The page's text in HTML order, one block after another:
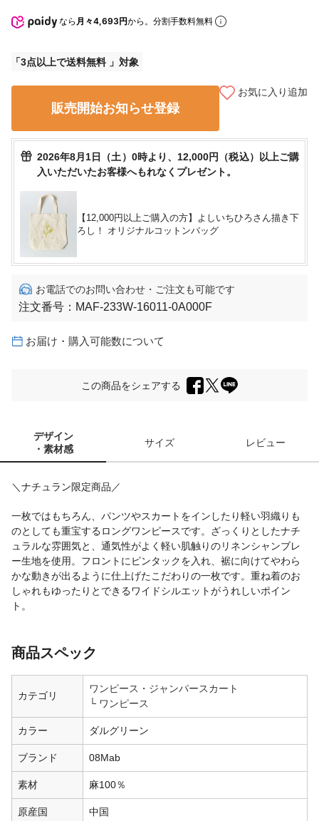
なら 月々4,693円から。分割手数料無料
3点以上で送料無料
販売開始お知らせ登録
お気に入り追加
2026年8月1日（土）0時より、12,000円（税込）以上ご購
入いただいたお客様へもれなくプレゼント。
【12,000円以上ご購入の方】よしいちひろさん描き下
ろし！ オリジナルコットンバッグ
お電話でのお問い合わせ・ご注文も可能です
注文番号： MAF-233W-16011-0A000F
お届け・購入可能数について
この商品をシェアする
デザイン
・素材感
サイズ レビュー
＼ナチュラン限定商品／
一枚ではもちろん、パンツやスカートをインしたり軽い羽織りも
のとしても重宝するロングワンピースです。ざっくりとしたナチ
ュラルな雰囲気と、通気性がよく軽い肌触りのリネンシャンブレ
ー生地を使用。フロントにピンタックを入れ、裾に向けてやわら
かな動きが出るように仕上げたこだわりの一枚です。重ね着のお
しゃれもゆったりとできるワイドシルエットがうれしいポイン
ト。
商品スペック
カテゴリ
ワンピース・ジャンパースカート
ワンピース
カラー ダルグリーン
ブランド 08Mab
素材 麻100％
原産国 中国